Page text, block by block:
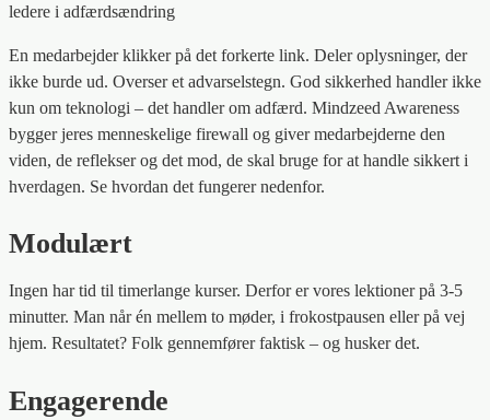
ledere i adfærdsændring
En medarbejder klikker på det forkerte link. Deler oplysninger, der
ikke burde ud. Overser et advarselstegn. God sikkerhed handler ikke
kun om teknologi – det handler om adfærd. Mindzeed Awareness
bygger jeres menneskelige firewall og giver medarbejderne den
viden, de reflekser og det mod, de skal bruge for at handle sikkert i
hverdagen. Se hvordan det fungerer nedenfor.
Modulært
Ingen har tid til timerlange kurser. Derfor er vores lektioner på 3-5
minutter. Man når én mellem to møder, i frokostpausen eller på vej
hjem. Resultatet? Folk gennemfører faktisk – og husker det.
Engagerende